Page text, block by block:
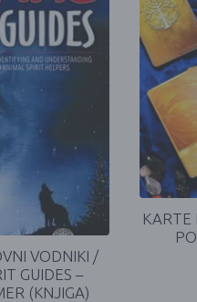
VODNIKI /
GUIDES –
(KNJIGA)
KARTE